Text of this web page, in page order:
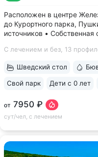
Расположен в центре
до Курортного парка,
источников •
только здесь. Источник №
С лечением и без, 13
от 7950 ₽
сут/чел, с лечением
Шведский стол
Свой парк Дети с 0 лет